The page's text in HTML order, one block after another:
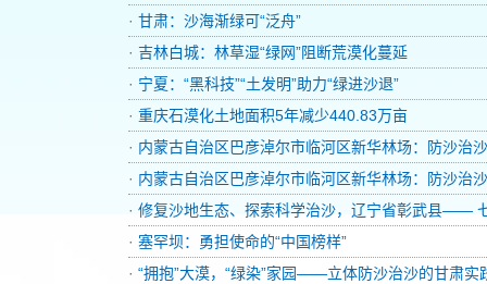
· 甘肃：沙海渐绿可“泛舟”
· 吉林白城：林草湿“绿网”阻断荒漠化蔓延
· 宁夏：“黑科技”“土发明”助力“绿进沙退”
· 重庆石漠化土地面积5年减少440.83万亩
· 内蒙古自治区巴彦淖尔市临河区新华林场：防沙治
· 内蒙古自治区巴彦淖尔市临河区新华林场：防沙治
· 修复沙地生态、探索科学治沙，辽宁省彰武县——
· 塞罕坝：勇担使命的“中国榜样”
· “拥抱”大漠，“绿染”家园——立体防沙治沙的甘肃实